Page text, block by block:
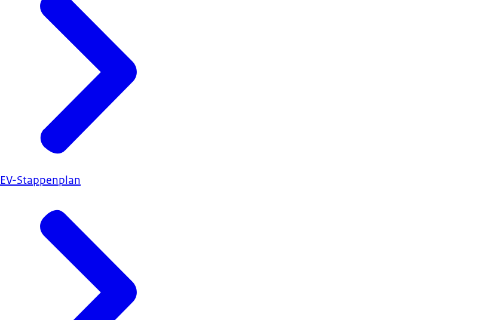
EV-Stappenplan